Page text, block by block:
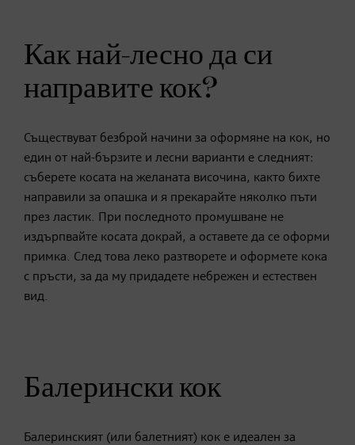
Как най-лесно да си
направите кок?
Съществуват безброй начини за оформяне на кок, но
един от най-бързите и лесни варианти е следният:
съберете косата на желаната височина, както бихте
направили за опашка и я прекарайте няколко пъти
през ластик. При последното промушване не
издърпвайте косата докрай, а оставете да се оформи
примка. След това леко разтворете и оформете кока
с пръсти, за да му придадете небрежен и естествен
вид.
Балерински кок
Балеринският (или балетният) кок е идеален за